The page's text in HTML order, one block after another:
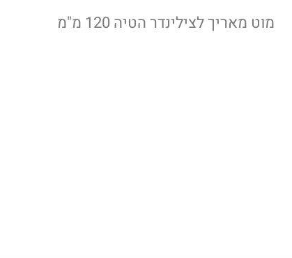
מוט מאריך לצילינדר הטיה 120 מ"מ